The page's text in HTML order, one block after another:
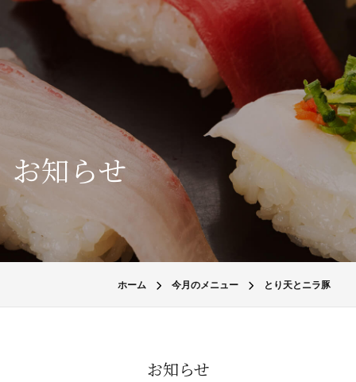
お知らせ
ホーム 今月のメニュー とり天とニラ豚
お知らせ